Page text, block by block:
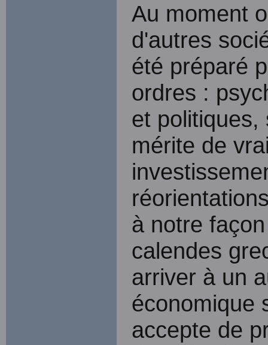
Au moment
d'autres
été préparé
ordres :
et politiques,
mérite de
à notre
calendes
arriver à un
économique
accepte de